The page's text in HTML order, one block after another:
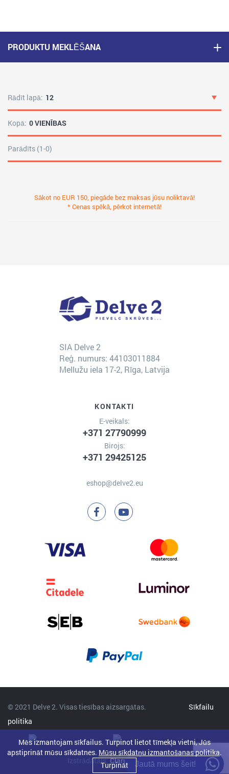
PRODUKTU MEKLĒŠANA
Rādīt lapā: 12
Kopā: 0 VIENĪBAS
Parādīts (1-0)
Sākot no EUR 150, piegāde bez maksas jūsu noliktavā!
* Cenas spēkā, pērkot internetā!
SIA Delve 2
Reģ. numurs: 44103011884
Mellužu iela 17-2, Rīga, Latvija
KONTAKTI
E-veikals:
+371 27790999
Birojs:
+371 29425125
eshop@delve2.eu
© 2021 Delve 2. Visas tiesības aizsargātas.
Sīkfailu
politika
Izstrādātājs:Clarus
Mēs izmantojam sīkfailus. Turpinot lietot tīmekļa vietni, Jūs
apstiprināt mūsu sīkdatnes. Mūsu sīkdatņu izmantošanas politika.
Turpināt
Jautā mums šeit!